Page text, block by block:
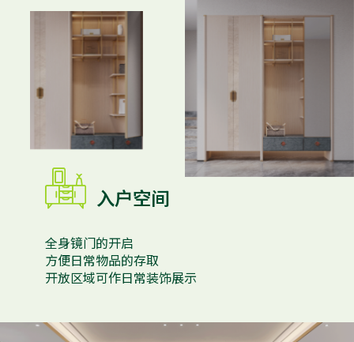
 入户空间
全身镜门的开启
方便日常物品的存取
开放区域可作日常装饰展示